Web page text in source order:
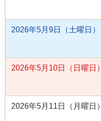
2026年5月9日（土曜日）
2026年5月10日（日曜日）
2026年5月11日（月曜日）